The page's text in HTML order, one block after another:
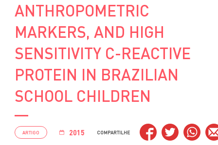
ANTHROPOMETRIC
MARKERS, AND HIGH
SENSITIVITY C-REACTIVE
PROTEIN IN BRAZILIAN
SCHOOL CHILDREN
ARTIGO 2015 COMPARTILHE